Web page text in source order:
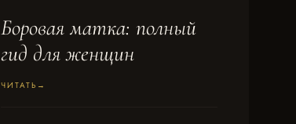
Боровая матка: полный
гид для женщин
ЧИТАТЬ